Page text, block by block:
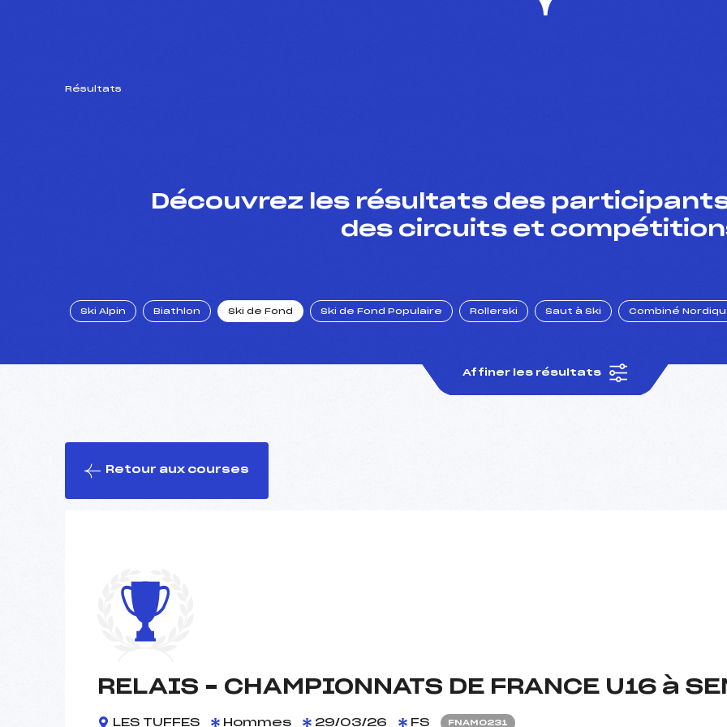
Résultats
Découvrez les résultats des participants
des circuits et
Ski Alpin Biathlon Ski de Fond Ski de Fond Populaire Rollerski Saut à Ski Combiné
Affiner les résultats
Retour aux courses
RELAIS – CHAMPIONNATS DE FRANCE U16 à
LES TUFFES Hommes 29/03/26 FS FNAM0231